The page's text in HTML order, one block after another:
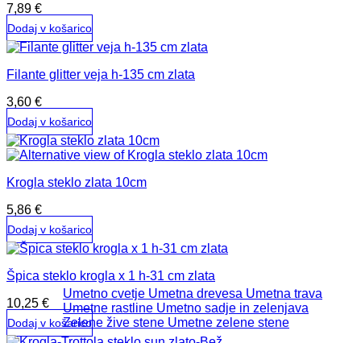
različic.
Možnosti
lahko
izberete
na
Umetno cvetje Umetna drevesa Umetna trava
Umetne rastline Umetno sadje in zelenjava
Zelene žive stene Umetne zelene stene
7,89 €
Dodaj v košarico
Filante glitter veja h-135 cm zlata
3,60 €
Dodaj v košarico
Krogla steklo zlata 10cm
5,86 €
Dodaj v košarico
Špica steklo krogla x 1 h-31 cm zlata
10,25 €
Dodaj v košarico